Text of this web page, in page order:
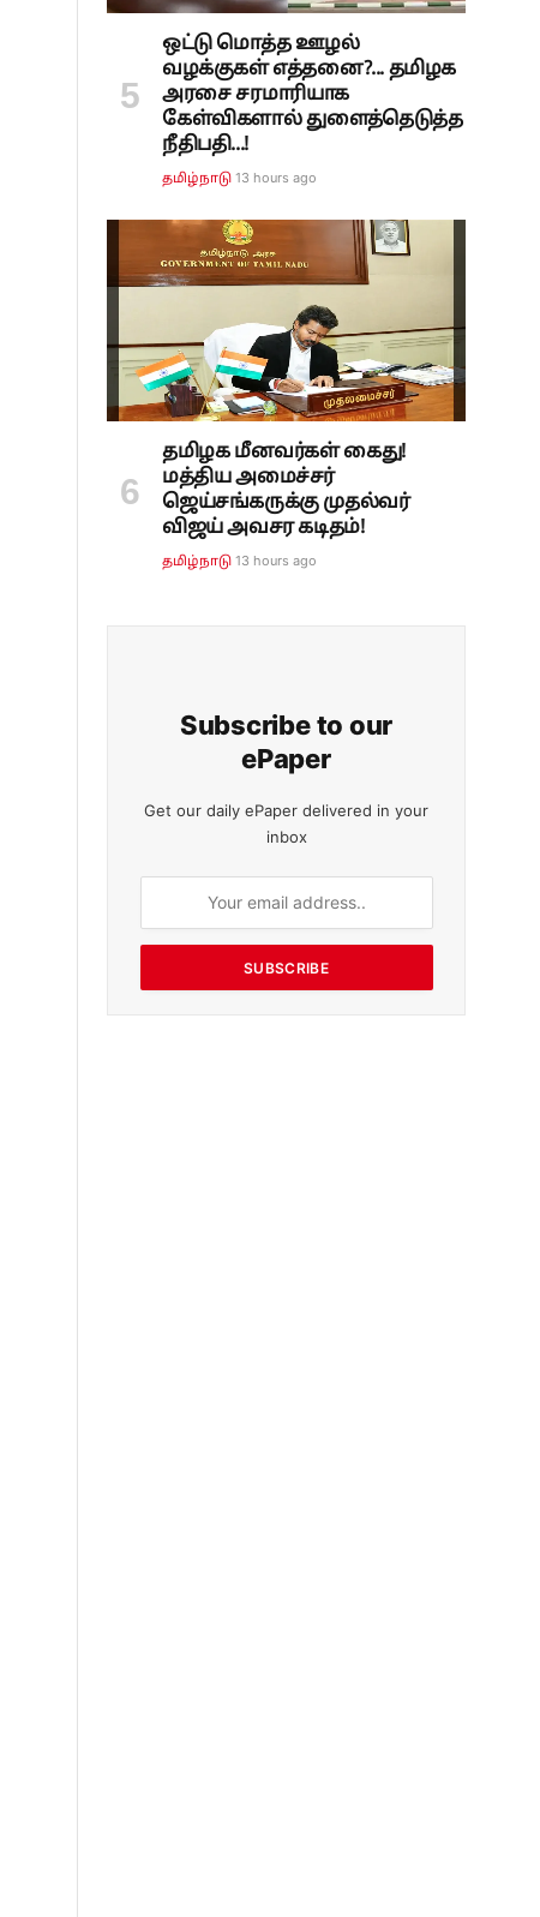
ஒட்டு மொத்த ஊழல்
வழக்குகள் எத்தனை?... தமிழக
அரசை சரமாரியாக
கேள்விகளால் துளைத்தெடுத்த
நீதிபதி...!
தமிழ்நாடு 13 hours ago
தமிழக மீனவர்கள் கைது!
மத்திய அமைச்சர்
ஜெய்சங்கருக்கு முதல்வர்
விஜய் அவசர கடிதம்!
தமிழ்நாடு 13 hours ago
Subscribe to our
ePaper
Get our daily ePaper delivered in your
inbox
SUBSCRIBE